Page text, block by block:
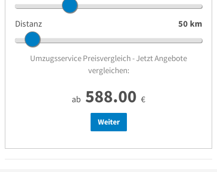
Distanz 50 km
Umzugsservice Preisvergleich - Jetzt Angebote
vergleichen:
ab 588.00 €
Weiter